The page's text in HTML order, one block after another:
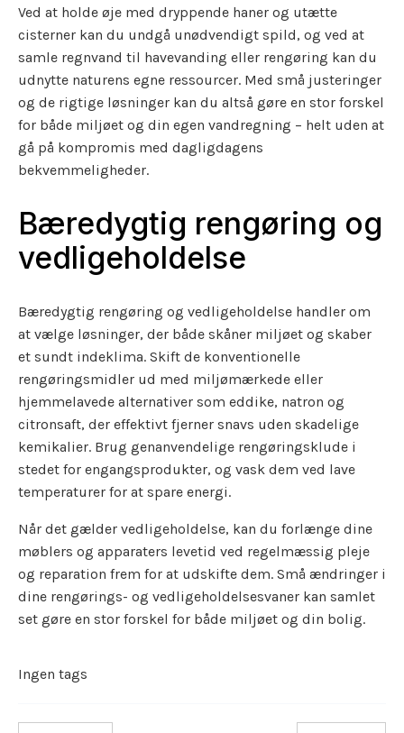
Ved at holde øje med dryppende haner og utætte
cisterner kan du undgå unødvendigt spild, og ved at
samle regnvand til havevanding eller rengøring kan du
udnytte naturens egne ressourcer. Med små justeringer
og de rigtige løsninger kan du altså gøre en stor forskel
for både miljøet og din egen vandregning – helt uden at
gå på kompromis med dagligdagens
bekvemmeligheder.
Bæredygtig rengøring og
vedligeholdelse
Bæredygtig rengøring og vedligeholdelse handler om
at vælge løsninger, der både skåner miljøet og skaber
et sundt indeklima. Skift de konventionelle
rengøringsmidler ud med miljømærkede eller
hjemmelavede alternativer som eddike, natron og
citronsaft, der effektivt fjerner snavs uden skadelige
kemikalier. Brug genanvendelige rengøringsklude i
stedet for engangsprodukter, og vask dem ved lave
temperaturer for at spare energi.
Når det gælder vedligeholdelse, kan du forlænge dine
møblers og apparaters levetid ved regelmæssig pleje
og reparation frem for at udskifte dem. Små ændringer i
dine rengørings- og vedligeholdelsesvaner kan samlet
set gøre en stor forskel for både miljøet og din bolig.
Ingen tags